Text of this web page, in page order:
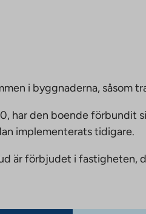
i byggnaderna, såsom
har den boende
implementerats tidigare.
är förbjudet i fastigheten,